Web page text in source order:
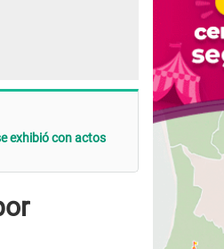
exhibió con actos